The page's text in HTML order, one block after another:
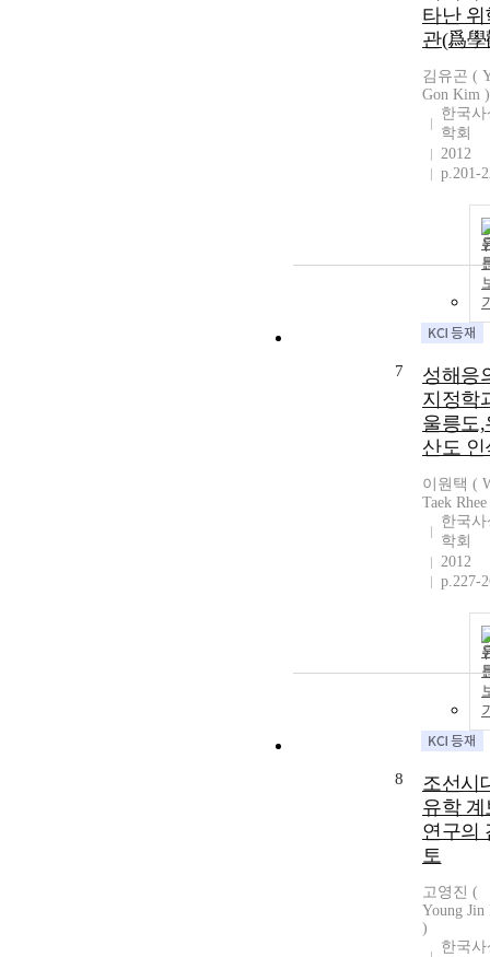
타난 위
관(爲學
김유곤 (
Gon Kim )
한국
학회
2012
p.201-
7
성해응
지정학
울릉도,
산도 인
이원택 (
Taek
한국
학회
2012
p.227-
8
조선시
유학 계
연구의
토
고영진 (
Young Jin
)
한국